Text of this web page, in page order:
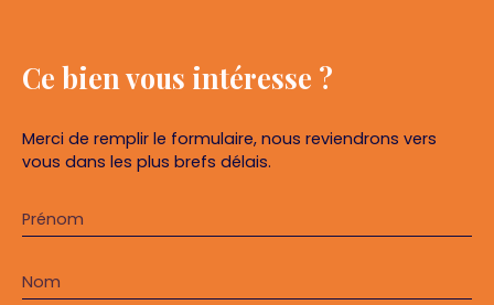
Ce bienvous intéresse ?
Merci de remplir le formulaire, nous reviendrons vers
vous dans les plus brefs délais.
Prénom
Nom